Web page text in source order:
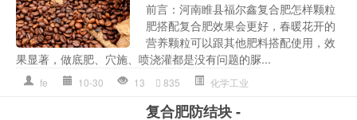
前言：河南睢县福尔鑫复合肥怎样颗粒
肥搭配复合肥效果会更好，春暖花开的
营养颗粒可以跟其他肥料搭配使用，效
果显著，做底肥、穴施、喷浇灌都是没有问题的脲...
fe 10-30 13 835 化学工业
复合肥防结块 -